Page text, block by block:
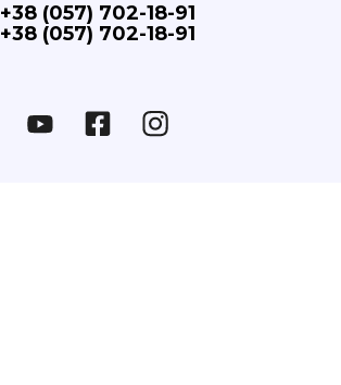
+38 (057) 702-18-91
+38 (057) 702-18-91